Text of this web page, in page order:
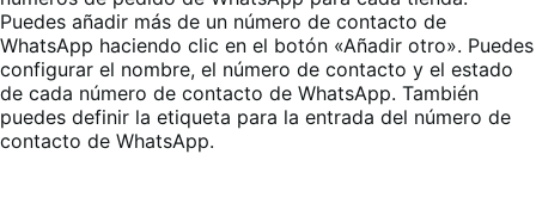
Puedes añadir más de un número de contacto de
WhatsApp haciendo clic en el botón «Añadir otro». Puedes
configurar el nombre, el número de contacto y el estado
de cada número de contacto de WhatsApp. También
puedes definir la etiqueta para la entrada del número de
contacto de WhatsApp.